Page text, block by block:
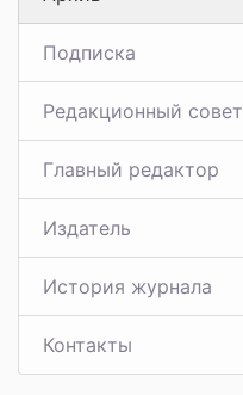
Подписка
Редакционный совет
Главный редактор
Издатель
История журнала
Контакты